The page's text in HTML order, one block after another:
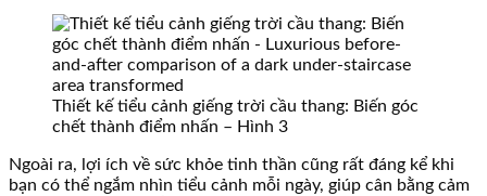
Thiết kế tiểu cảnh giếng trời cầu thang: Biến góc
chết thành điểm nhấn – Hình 3
Ngoài ra, lợi ích về sức khỏe tinh thần cũng rất đáng kể khi
bạn có thể ngắm nhìn tiểu cảnh mỗi ngày, giúp cân bằng cảm